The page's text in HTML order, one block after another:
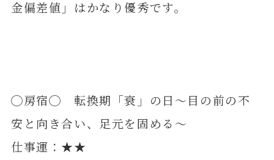
金偏差値」はかなり優秀です。
◯房宿◯ 転換期「衰」の日～目の前の不
安と向き合い、足元を固める～
仕事運：★★